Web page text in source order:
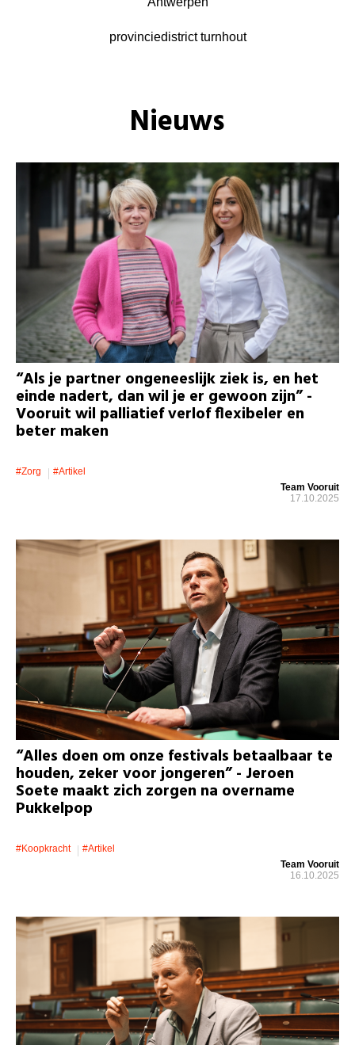
provinciedistrict turnhout
Nieuws
“Als je partner ongeneeslijk ziek is, en het
einde nadert, dan wil je er gewoon zijn” -
Vooruit wil palliatief verlof flexibeler en
beter maken
#zorg
#artikel
Team Vooruit
17.10.2025
“Alles doen om onze festivals betaalbaar te
houden, zeker voor jongeren” - Jeroen
Soete maakt zich zorgen na overname
Pukkelpop
#koopkracht
#artikel
Team Vooruit
16.10.2025